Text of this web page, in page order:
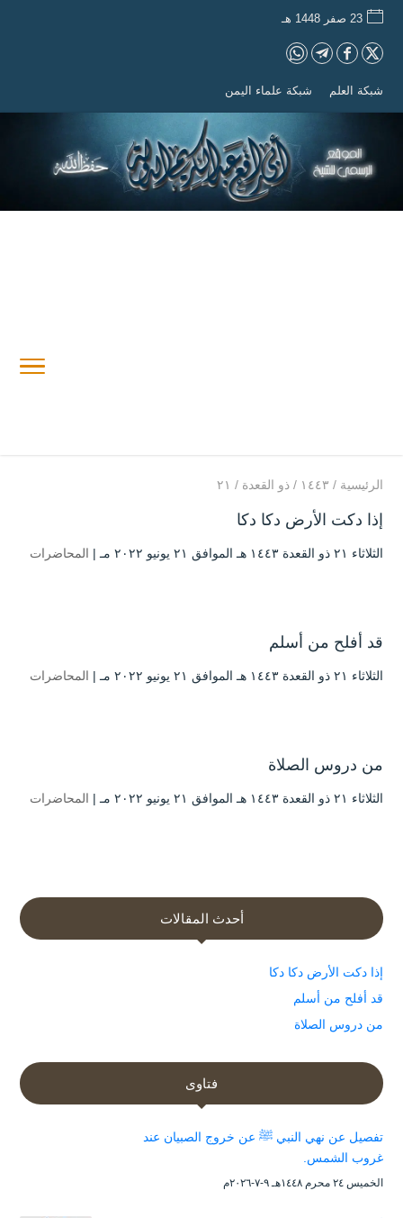
23 صفر 1448 هـ
شبكة العلم شبكة علماء اليمن
الرئيسية / ۱٤٤۳ / ذو القعدة / ۲۱
إذا دكت الأرض دكا دكا
الثلاثاء ۲۱ ذو القعدة ۱٤٤۳ هـ الموافق ۲۱ يونيو ۲۰۲۲ مـ | المحاضرات
قد أفلح من أسلم
الثلاثاء ۲۱ ذو القعدة ۱٤٤۳ هـ الموافق ۲۱ يونيو ۲۰۲۲ مـ | المحاضرات
من دروس الصلاة
الثلاثاء ۲۱ ذو القعدة ۱٤٤۳ هـ الموافق ۲۱ يونيو ۲۰۲۲ مـ | المحاضرات
أحدث المقالات
إذا دكت الأرض دكا دكا
قد أفلح من أسلم
من دروس الصلاة
فتاوى
تفصيل عن نهي النبي ﷺ عن خروج الصبيان عند
غروب الشمس.
الخميس ۲٤ محرم ۱٤٤۸هـ ۹-۷-۲۰۲٦م